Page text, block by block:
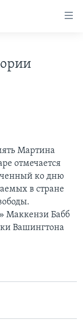
Мартина
отмечается
ко дню
в стране
Маккензи Бабб
Вашингтона